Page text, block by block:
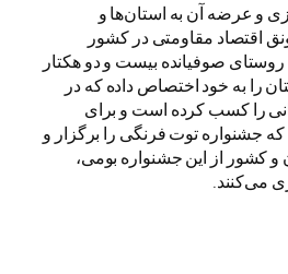
و عرضه آن به استان‌ها و
اقتصاد مقاومتی در کشور
صوفیانده بیست و دو هکتار
را به خود اختصاص داده که در
را کسب کرده است و برای
جشنواره توت فرنگی را برگزار و
کشور از این جشنواره بومی،
می‌کنند.